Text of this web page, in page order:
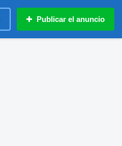
Publicar el anuncio